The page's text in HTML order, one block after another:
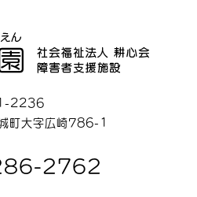
2236
町大字広崎786-1
2762